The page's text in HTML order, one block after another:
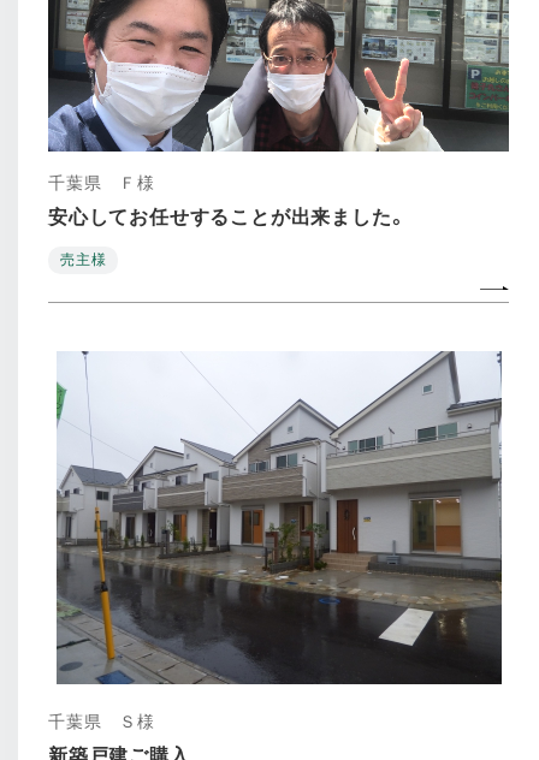
千葉県 Ｆ様
安心してお任せすることが出来ました。
売主様
千葉県 Ｓ様